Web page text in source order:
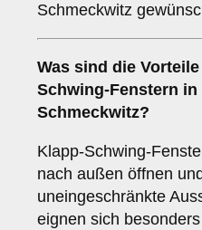
Schmeckwitz
Was sind die
Schwing-Fenstern in
Schmeckwitz?
Klapp-Schwing-
nach außen öffnen
uneingeschränkte
eignen sich